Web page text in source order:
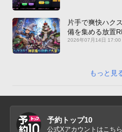
片手で爽快ハク
備を集める放置
神装備』【最新
2026年07月14日 17:00
もっと見
予約トップ10
公式Xアカウントはこちら